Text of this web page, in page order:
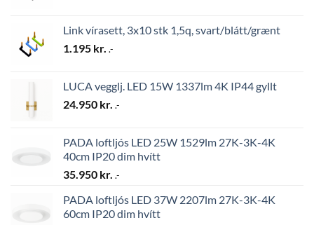
Link vírasett, 3x10 stk 1,5q, svart/blátt/grænt
1.195 kr. .-
LUCA vegglj. LED 15W 1337lm 4K IP44 gyllt
24.950 kr. .-
PADA loftljós LED 25W 1529lm 27K-3K-4K
40cm IP20 dim hvítt
35.950 kr. .-
PADA loftljós LED 37W 2207lm 27K-3K-4K
60cm IP20 dim hvítt